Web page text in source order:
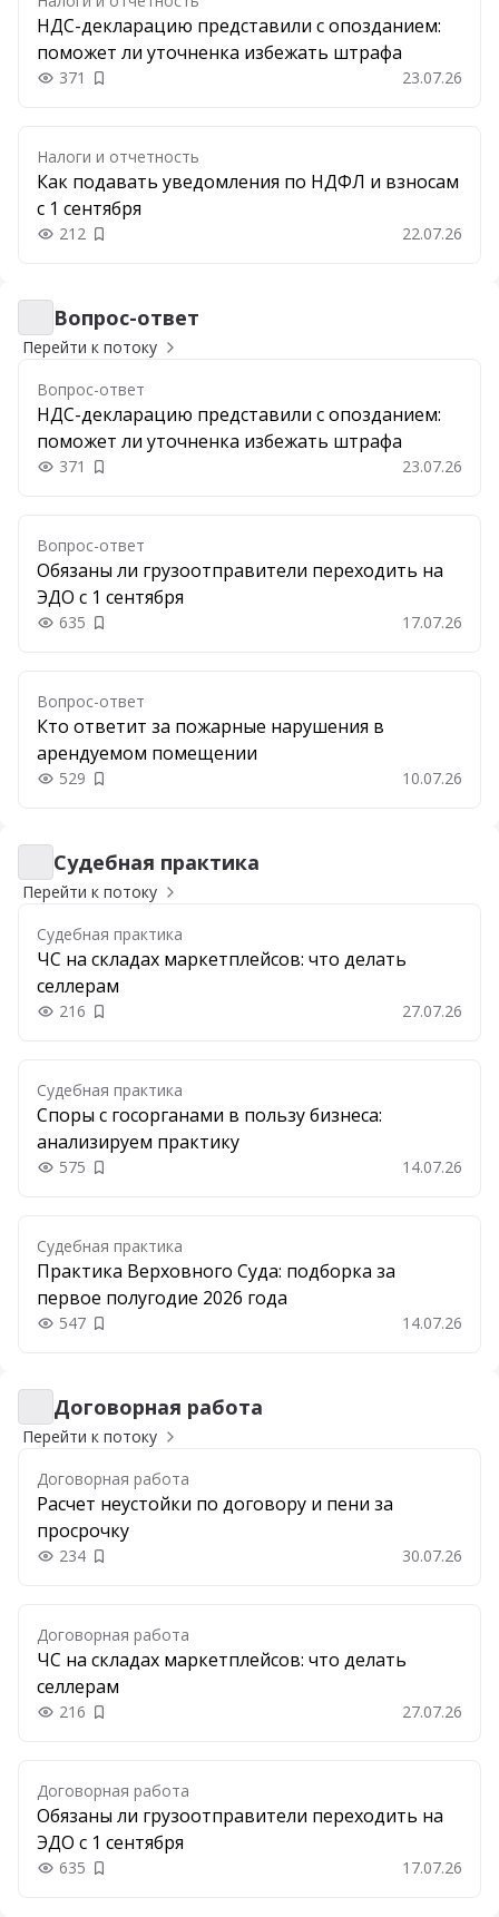
НДС-декларацию представили с опозданием:
поможет ли уточненка избежать штрафа
371 Добавить в закладки 23.07.26
Налоги и отчетность
Как подавать уведомления по НДФЛ и взносам
с 1 сентября
212 Добавить в закладки 22.07.26
Вопрос-ответ
Вопрос-ответ
Перейти к потоку
Вопрос-ответ
НДС-декларацию представили с опозданием:
поможет ли уточненка избежать штрафа
371 Добавить в закладки 23.07.26
Вопрос-ответ
Обязаны ли грузоотправители переходить на
ЭДО с 1 сентября
635 Добавить в закладки 17.07.26
Вопрос-ответ
Кто ответит за пожарные нарушения в
арендуемом помещении
529 Добавить в закладки 10.07.26
Судебная практика
Судебная практика
Перейти к потоку
Судебная практика
ЧС на складах маркетплейсов: что делать
селлерам
216 Добавить в закладки 27.07.26
Судебная практика
Споры с госорганами в пользу бизнеса:
анализируем практику
575 Добавить в закладки 14.07.26
Судебная практика
Практика Верховного Суда: подборка за
первое полугодие 2026 года
547 Добавить в закладки 14.07.26
Договорная работа
Договорная работа
Перейти к потоку
Договорная работа
Расчет неустойки по договору и пени за
просрочку
234 Добавить в закладки 30.07.26
Договорная работа
ЧС на складах маркетплейсов: что делать
селлерам
216 Добавить в закладки 27.07.26
Договорная работа
Обязаны ли грузоотправители переходить на
ЭДО с 1 сентября
635 Добавить в закладки 17.07.26